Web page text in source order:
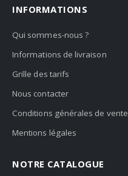
INFORMATIONS
Qui sommes-nous ?
Informations de livraison
Grille des tarifs
Nous contacter
Conditions générales de vente
Mentions légales
NOTRE CATALOGUE